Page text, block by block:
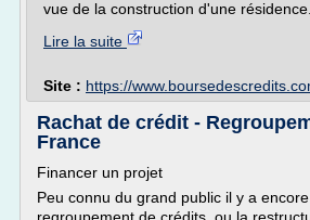
vue de la construction d'une
Lire la suite
Site : https://
Rachat de crédit -
France
Financer un projet
Peu connu du grand public il y a